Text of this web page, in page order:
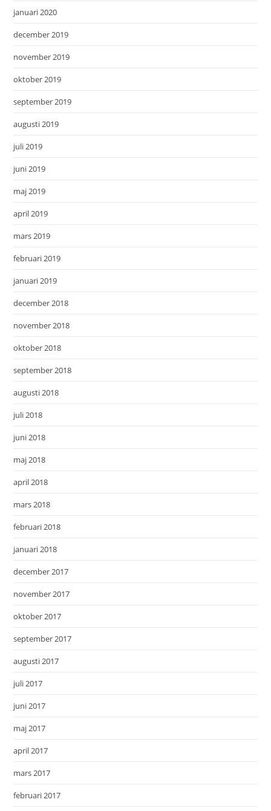
januari 2020
december 2019
november 2019
oktober 2019
september 2019
augusti 2019
juli 2019
juni 2019
maj 2019
april 2019
mars 2019
februari 2019
januari 2019
december 2018
november 2018
oktober 2018
september 2018
augusti 2018
juli 2018
juni 2018
maj 2018
april 2018
mars 2018
februari 2018
januari 2018
december 2017
november 2017
oktober 2017
september 2017
augusti 2017
juli 2017
juni 2017
maj 2017
april 2017
mars 2017
februari 2017